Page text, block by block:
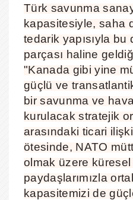
Türk savunma
kapasitesiyle, saha
tedarik yapısıyla
parçası haline
"Kanada gibi yine
güçlü ve
bir savunma ve
kurulacak stratejik
arasındaki ticari
ötesinde, NATO
olmak üzere
paydaşlarımızla
kapasitemizi de